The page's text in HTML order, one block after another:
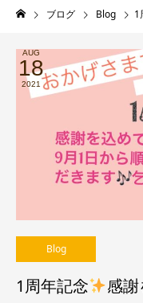
ブログ Blog 1
AUG
18
2021
Blog
1周年記念 感